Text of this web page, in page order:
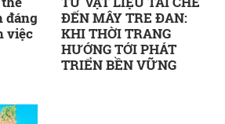
đáng
việc
ĐẾN MÂY TRE ĐAN:
KHI THỜI TRANG
HƯỚNG TỚI PHÁT
TRIỂN BỀN VỮNG